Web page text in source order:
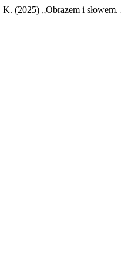
(2025) „Obrazem i